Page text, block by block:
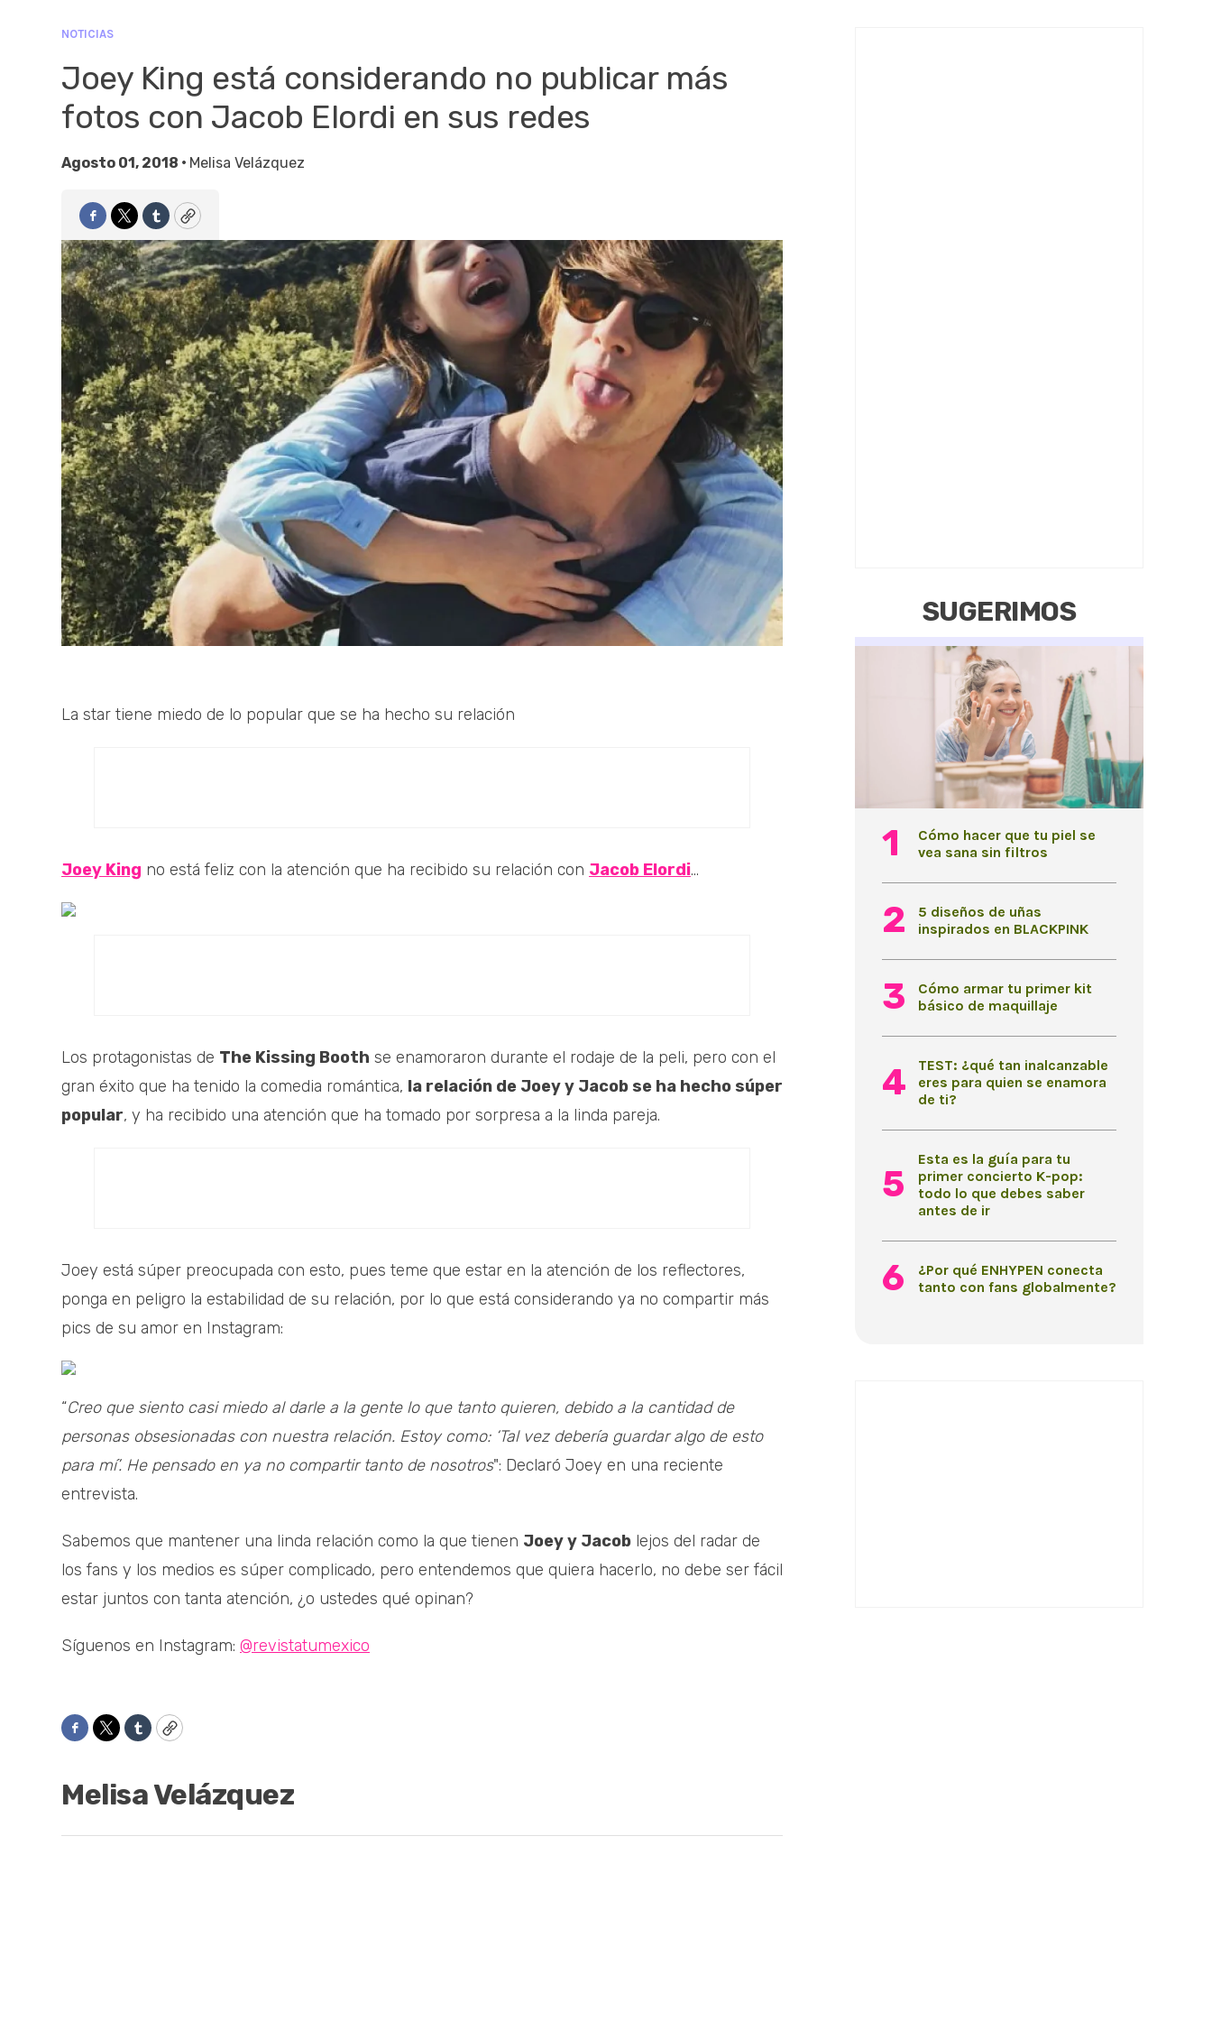
NOTICIAS
Joey King está considerando no publicar más
fotos con Jacob Elordi en sus redes
Agosto 01, 2018 • Melisa Velázquez
Facebook
TwitterTumblrCopy
La star tiene miedo de lo popular que se ha hecho su relación
Joey King no está feliz con la atención que ha recibido su relación con Jacob Elordi...
Los protagonistas de The Kissing Booth se enamoraron durante el rodaje de la peli, pero con el
gran éxito que ha tenido la comedia romántica, la relación de Joey y Jacob se ha hecho súper
popular, y ha recibido una atención que ha tomado por sorpresa a la linda pareja.
Joey está súper preocupada con esto, pues teme que estar en la atención de los reflectores,
ponga en peligro la estabilidad de su relación, por lo que está considerando ya no compartir más
pics de su amor en Instagram:
“Creo que siento casi miedo al darle a la gente lo que tanto quieren, debido a la cantidad de
personas obsesionadas con nuestra relación. Estoy como: ‘Tal vez debería guardar algo de esto
para mí’. He pensado en ya no compartir tanto de nosotros": Declaró Joey en una reciente
entrevista.
Sabemos que mantener una linda relación como la que tienen Joey y Jacob lejos del radar de
los fans y los medios es súper complicado, pero entendemos que quiera hacerlo, no debe ser fácil
estar juntos con tanta atención, ¿o ustedes qué opinan?
Síguenos en Instagram: @revistatumexico
Facebook
TwitterTumblrCopy
Melisa Velázquez
SUGERIMOS
Cómo hacer que tu piel se
vea sana sin filtros
5 diseños de uñas
inspirados en BLACKPINK
Cómo armar tu primer kit
básico de maquillaje
TEST: ¿qué tan inalcanzable
eres para quien se enamora
de ti?
Esta es la guía para tu
primer concierto K-pop:
todo lo que debes saber
antes de ir
¿Por qué ENHYPEN conecta
tanto con fans globalmente?